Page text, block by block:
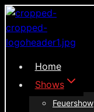
Zum
Inhalt
springen
Home
Shows
Feuershow